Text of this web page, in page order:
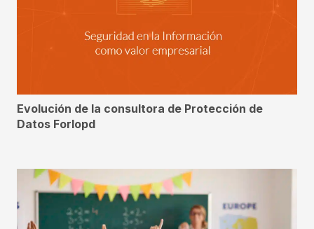
Evolución de la consultora de Protección de
Datos Forlopd